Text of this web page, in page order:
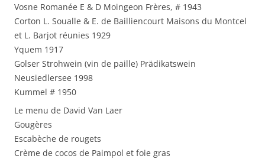
Vosne Romanée E & D Moingeon Frères, # 1943
Corton L. Soualle & E. de Bailliencourt Maisons du Montcel
et L. Barjot réunies 1929
Yquem 1917
Golser Strohwein (vin de paille) Prädikatswein
Neusiedlersee 1998
Kummel # 1950
Le menu de David Van Laer
Gougères
Escabèche de rougets
Crème de cocos de Paimpol et foie gras